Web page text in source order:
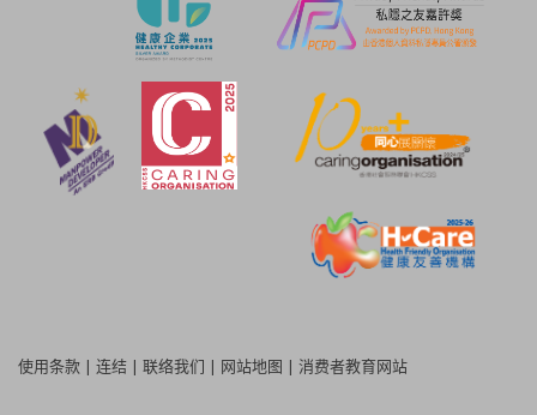
使用条款 | 连结 | 联络我们 | 网站地图 | 消费者教育网站